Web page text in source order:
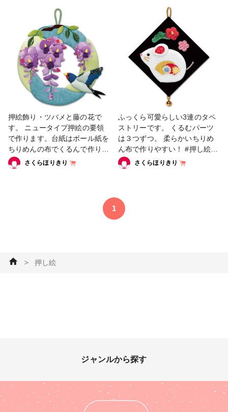
メ #押し絵 #押絵 #押し絵飾り
#ひょうたん #瓢箪 #お飾り
押絵飾り・ツバメと藤の花で
す。 ニュータイプ押絵の要領
で作ります。台紙はボール紙を
ちりめんの布でくるんで作りま
す。 #押し絵 #押絵 #ニュータ
イプ押絵
さくらほりきり
ふっくら可愛らしい3連のタペ
ストリーです。 くるむパーツ
は３つずつ。 柔らかいちりめ
ん布で作りやすい！ #押し絵 #
タペストリー
さくらほりきり
1
＞ 押し絵
ジャンルから探す